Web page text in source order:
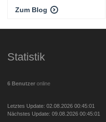
Zum Blog
Statistik
6 Benutzer online
Letztes Update: 02.08.2026 00:45:01
Nächstes Update: 09.08.2026 00:45:01